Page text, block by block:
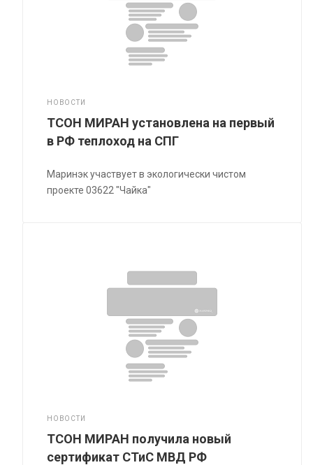
НОВОСТИ
ТСОН МИРАН установлена на первый
в РФ теплоход на СПГ
Маринэк участвует в экологически чистом
проекте 03622 "Чайка"
НОВОСТИ
ТСОН МИРАН получила новый
сертификат СТиС МВД РФ